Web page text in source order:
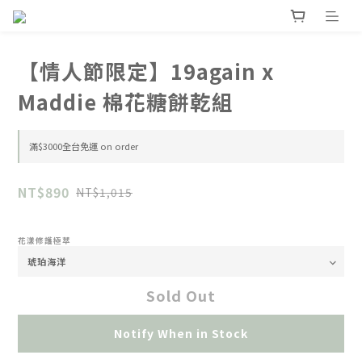
【情人節限定】19again x
Maddie 棉花糖餅乾組
滿$3000全台免運 on order
NT$890 NT$1,015
花漾修護極萃
Sold Out
Notify When in Stock